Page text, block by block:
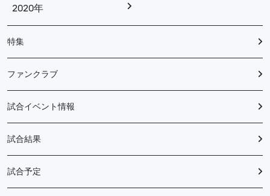
2020年
特集
ファンクラブ
試合イベント情報
試合結果
試合予定